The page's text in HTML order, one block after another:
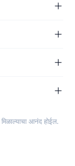
मिळाल्याचा आनंद होईल.